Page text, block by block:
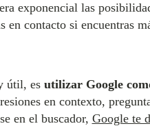
exponencial las
en contacto si encuentras
útil, es utilizar Google
en contexto,
en el buscador, Google te